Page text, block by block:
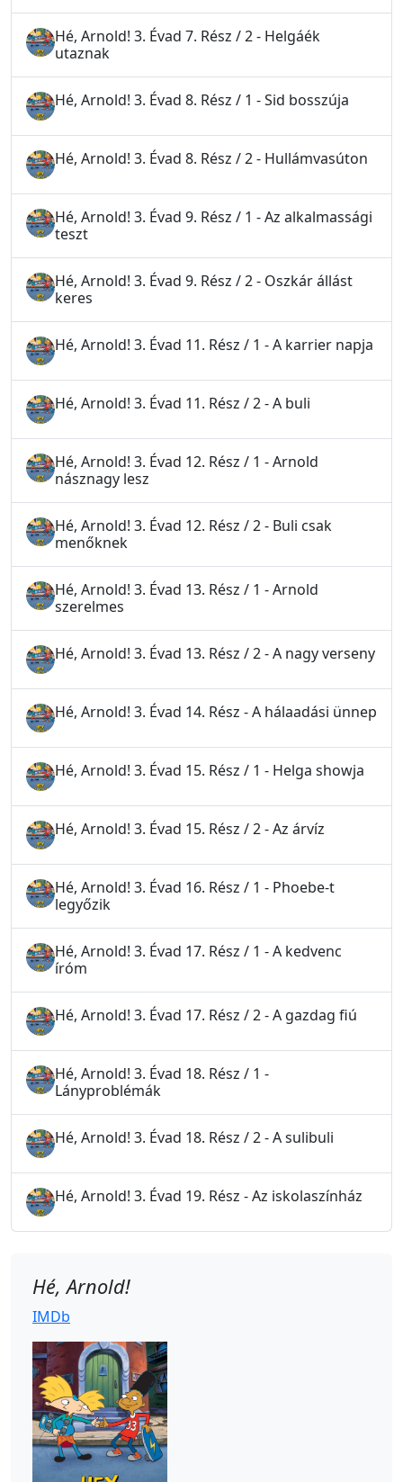
Hé, Arnold! 3. Évad 7. Rész / 2 - Helgáék
utaznak
Hé, Arnold! 3. Évad 8. Rész / 1 - Sid bosszúja
Hé, Arnold! 3. Évad 8. Rész / 2 - Hullámvasúton
Hé, Arnold! 3. Évad 9. Rész / 1 - Az alkalmassági
teszt
Hé, Arnold! 3. Évad 9. Rész / 2 - Oszkár állást
keres
Hé, Arnold! 3. Évad 11. Rész / 1 - A karrier napja
Hé, Arnold! 3. Évad 11. Rész / 2 - A buli
Hé, Arnold! 3. Évad 12. Rész / 1 - Arnold
násznagy lesz
Hé, Arnold! 3. Évad 12. Rész / 2 - Buli csak
menőknek
Hé, Arnold! 3. Évad 13. Rész / 1 - Arnold
szerelmes
Hé, Arnold! 3. Évad 13. Rész / 2 - A nagy verseny
Hé, Arnold! 3. Évad 14. Rész - A hálaadási ünnep
Hé, Arnold! 3. Évad 15. Rész / 1 - Helga showja
Hé, Arnold! 3. Évad 15. Rész / 2 - Az árvíz
Hé, Arnold! 3. Évad 16. Rész / 1 - Phoebe-t
legyőzik
Hé, Arnold! 3. Évad 17. Rész / 1 - A kedvenc
íróm
Hé, Arnold! 3. Évad 17. Rész / 2 - A gazdag fiú
Hé, Arnold! 3. Évad 18. Rész / 1 -
Lányproblémák
Hé, Arnold! 3. Évad 18. Rész / 2 - A sulibuli
Hé, Arnold! 3. Évad 19. Rész - Az iskolaszínház
Hé, Arnold!
IMDb